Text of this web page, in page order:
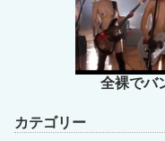
全裸でバ
カテゴリー